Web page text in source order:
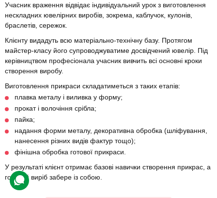
Учасник враження відвідає індивідуальний урок з виготовлення
нескладних ювелірних виробів, зокрема, каблучок, кулонів,
браслетів, сережок.
Клієнту видадуть всю матеріально-технічну базу. Протягом
майстер-класу його супроводжуватиме досвідчений ювелір. Під
керівництвом професіонала учасник вивчить всі основні кроки
створення виробу.
Виготовлення прикраси складатиметься з таких етапів:
плавка металу і виливка у форму;
прокат і волочіння срібла;
пайка;
надання форми металу, декоративна обробка (шліфування,
нанесення різних видів фактур тощо);
фінішна обробка готової прикраси.
У результаті клієнт отримає базові навички створення прикрас, а
готовий виріб забере із собою.